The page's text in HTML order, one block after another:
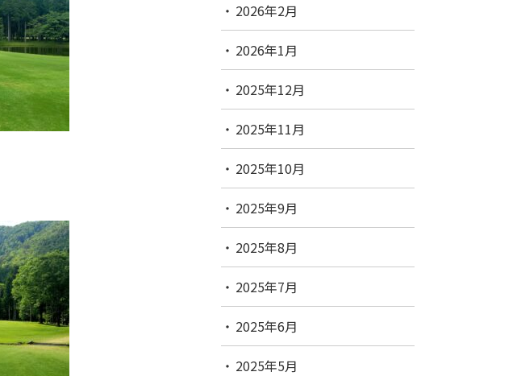
2026年2月
2026年1月
2025年12月
2025年11月
2025年10月
2025年9月
2025年8月
2025年7月
2025年6月
2025年5月